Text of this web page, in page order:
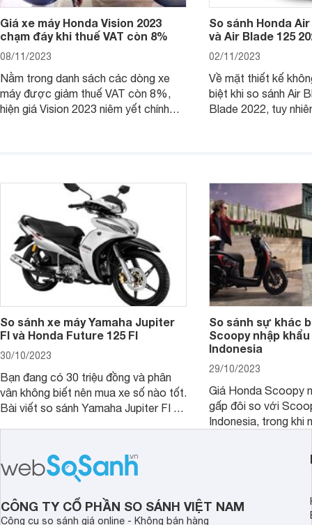
Giá xe máy Honda Vision 2023
chạm đáy khi thuế VAT còn 8%
08/11/2023
Nằm trong danh sách các dòng xe
máy được giảm thuế VAT còn 8%,
hiện giá Vision 2023 niêm yết chính
So sánh Honda
và Air Blade 125
02/11/2023
Về mặt thiết kế
biệt khi so sánh Air
Blade 2022, tuy
So sánh xe máy Yamaha Jupiter
FI và Honda Future 125 FI
30/10/2023
Bạn đang có 30 triệu đồng và phân
vân không biết nên mua xe số nào tốt.
Bài viết so sánh Yamaha Jupiter FI và
So sánh sự khác
Scoopy nhập
Indonesia
29/10/2023
Giá Honda Scoopy
gấp đôi so với
Indonesia, trong khi
chênh lệch giá lớn
sánh Honda
CÔNG TY CỔ PHẦN SO SÁNH VIỆT NAM
Công cụ so sánh giá online - Không bán hàng